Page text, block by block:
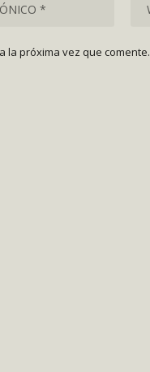
la próxima vez que comente.